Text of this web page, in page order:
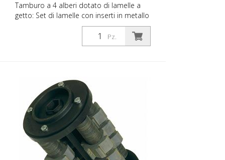
Tamburo a 4 alberi dotato di lamelle a
getto: Set di lamelle con inserti in metallo
duro, per irruvidire e scanalare
calcestruzzo e asfalto, per rimuovere
vecchi rivestimenti e per demarcare strati
Pz.